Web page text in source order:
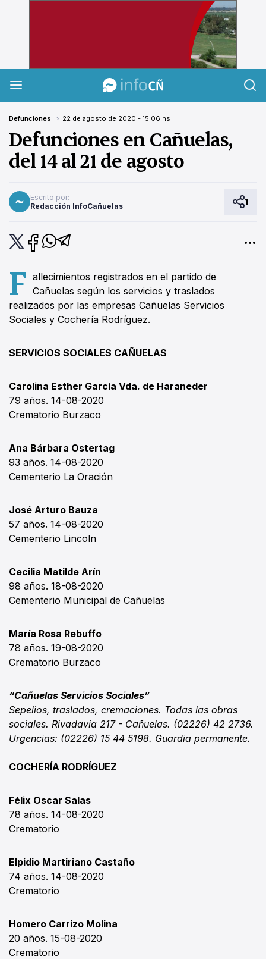
Defunciones 22 de agosto de 2020 - 15:06 hs
Defunciones en Cañuelas,
del 14 al 21 de agosto
Escrito por:
Redacción InfoCañuelas
1
F allecimientos registrados en el partido de
Cañuelas según los servicios y traslados
realizados por las empresas Cañuelas Servicios
Sociales y Cochería Rodríguez.
SERVICIOS SOCIALES CAÑUELAS
Carolina Esther García Vda. de Haraneder
79 años. 14-08-2020
Crematorio Burzaco
Ana Bárbara Ostertag
93 años. 14-08-2020
Cementerio La Oración
José Arturo Bauza
57 años. 14-08-2020
Cementerio Lincoln
Cecilia Matilde Arín
98 años. 18-08-2020
Cementerio Municipal de Cañuelas
María Rosa Rebuffo
78 años. 19-08-2020
Crematorio Burzaco
“Cañuelas Servicios Sociales”
Sepelios, traslados, cremaciones. Todas las obras
sociales. Rivadavia 217 - Cañuelas. (02226) 42 2736.
Urgencias: (02226) 15 44 5198. Guardia permanente.
COCHERÍA RODRÍGUEZ
Félix Oscar Salas
78 años. 14-08-2020
Crematorio
Elpidio Martiriano Castaño
74 años. 14-08-2020
Crematorio
Homero Carrizo Molina
20 años. 15-08-2020
Crematorio